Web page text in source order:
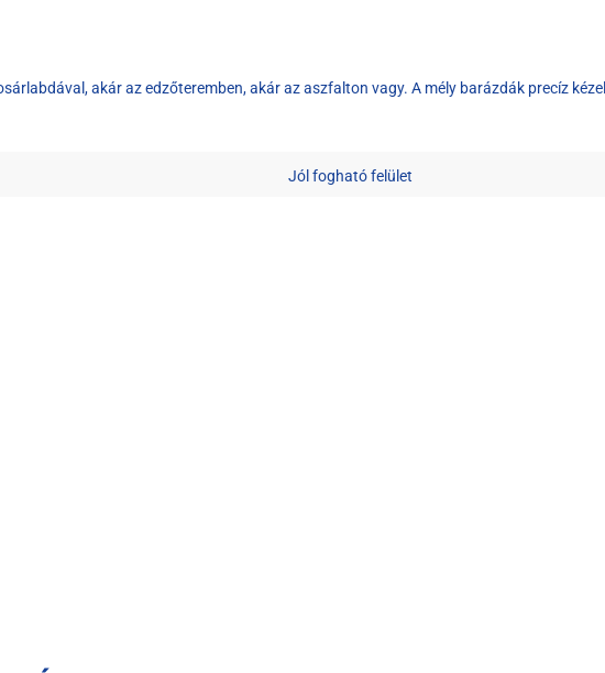
akár az edzőteremben, akár az aszfalton vagy. A mély barázdák precíz
Jól fogható felület